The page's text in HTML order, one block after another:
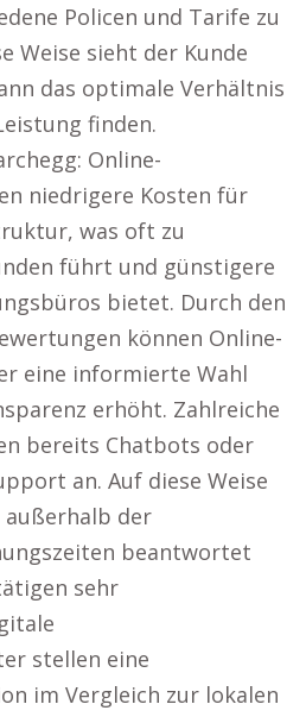
Policen und Tarife zu
Weise sieht der Kunde
das optimale Verhältnis
finden.
Online-
niedrigere Kosten für
was oft zu
führt und günstigere
bietet. Durch den
können Online-
eine informierte Wahl
erhöht. Zahlreiche
bereits Chatbots oder
an. Auf diese Weise
außerhalb der
beantwortet
sehr
stellen eine
im Vergleich zur lokalen